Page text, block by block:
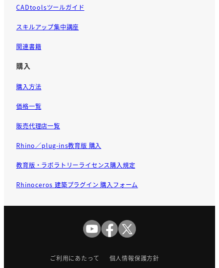
CADtoolsツールガイド
スキルアップ集中講座
関連書籍
購入
購入方法
価格一覧
販売代理店一覧
Rhino／plug-ins教育版 購入
教育版・ラボラトリーライセンス購入規定
Rhinoceros 建築プラグイン 購入フォーム
ご利用にあたって 個人情報保護方針